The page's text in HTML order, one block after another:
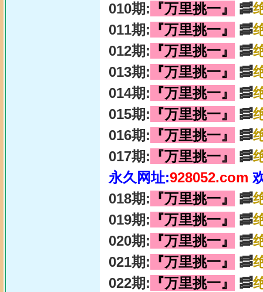
010期: 『万里挑一』 🥓
011期: 『万里挑一』 🥓
012期: 『万里挑一』 🥓
013期: 『万里挑一』 🥓
014期: 『万里挑一』 🥓
015期: 『万里挑一』 🥓
016期: 『万里挑一』 🥓
017期: 『万里挑一』 🥓
永久网址:928052.com
018期: 『万里挑一』 🥓
019期: 『万里挑一』 🥓
020期: 『万里挑一』 🥓
021期: 『万里挑一』 🥓
022期: 『万里挑一』 🥓